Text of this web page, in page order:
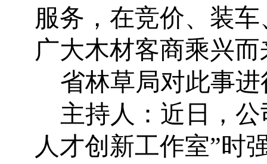
服务，在竞价、装
广大木材客商乘兴
省林草局对此事
主持人：近日，
人才创新工作室”时